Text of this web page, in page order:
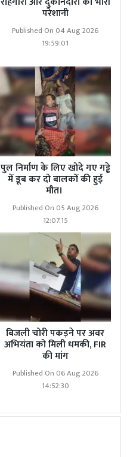
परेशानी
Published On 04 Aug 2026
19:59:01
पुल निर्माण के लिए खोदे गए गड्ढे
में डूब कर दो बालकों की हुई
मौत।
Published On 05 Aug 2026
12:07:15
बिजली चोरी पकड़ने पर अवर
अभियंता को मिली धमकी, FIR
की मांग
Published On 06 Aug 2026
14:52:30